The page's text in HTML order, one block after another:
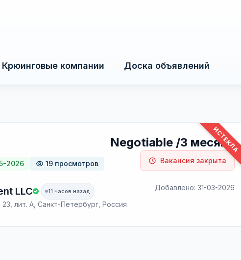
Крюинговые компании Доска объявлений
ИСТЕКЛА
2026 19 просмотров
Negotiable /3 месяца
Вакансия закрыта
LLC 11 часов назад
лит. А, Санкт-Петербург, Россия
Добавлено: 31-03-2026